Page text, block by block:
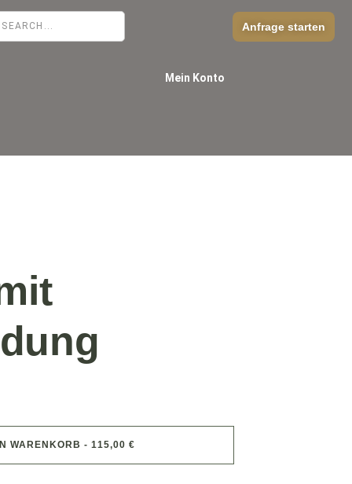
Mein Konto
Anfrage starten
WARENKORB - 115,00 €